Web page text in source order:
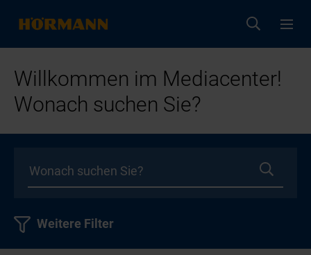
Willkommen im Mediacenter!
Wonach suchen Sie?
Weitere Filter